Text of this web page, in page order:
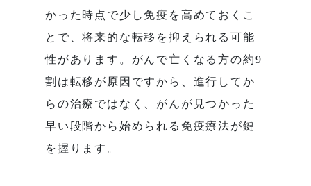
かった時点で少し免疫を高めておくこ
とで、将来的な転移を抑えられる可能
性があります。がんで亡くなる方の約9
割は転移が原因ですから、進行してか
らの治療ではなく、がんが見つかった
早い段階から始められる免疫療法が鍵
を握ります。